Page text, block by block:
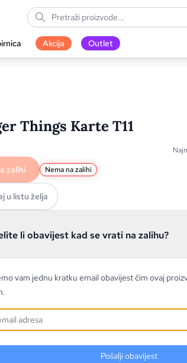
Akcija Outlet
Things Karte T11
zalihi Nema na zalihi
u listu želja
li obavijest kad se vrati na zalihu?
vam jednu kratku email obavijest čim ovaj
Pošalji obavijest